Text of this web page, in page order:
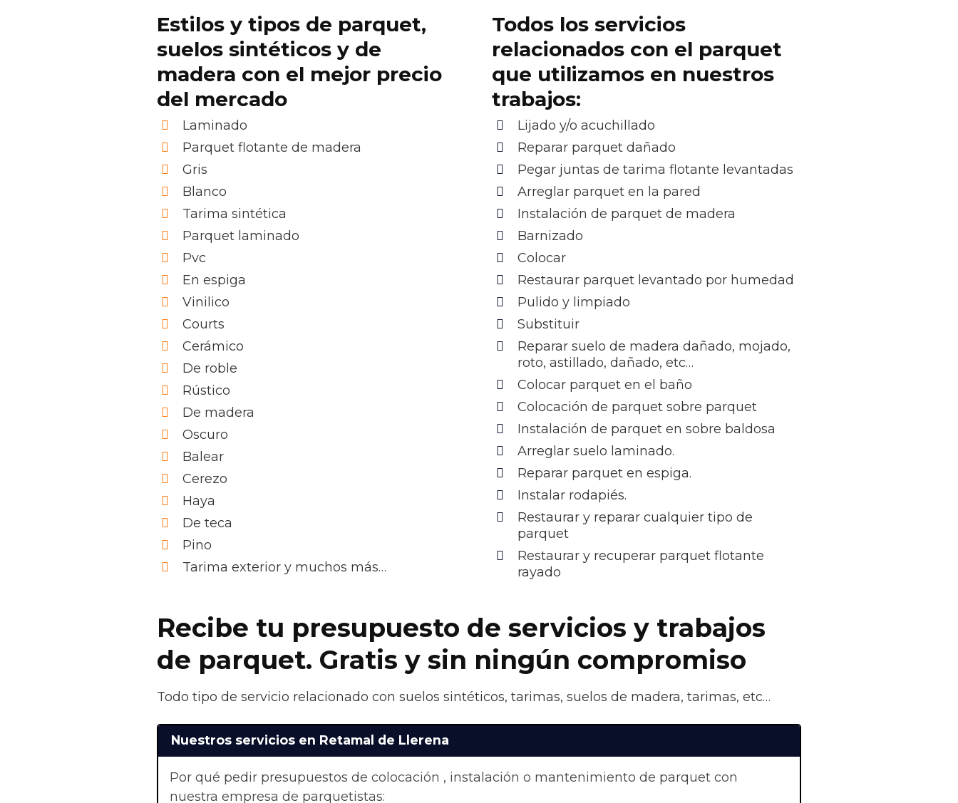
Estilos y tipos de parquet,
suelos sintéticos y de
madera con el mejor precio
del mercado
Laminado
Parquet flotante de madera
Gris
Blanco
Tarima sintética
Parquet laminado
Pvc
En espiga
Vinilico
Courts
Cerámico
De roble
Rústico
De madera
Oscuro
Balear
Cerezo
Haya
De teca
Pino
Tarima exterior y muchos más…
Todos los servicios
relacionados con el parquet
que utilizamos en nuestros
trabajos:
Lijado y/o acuchillado
Reparar parquet dañado
Pegar juntas de tarima flotante levantadas
Arreglar parquet en la pared
Instalación de parquet de madera
Barnizado
Colocar
Restaurar parquet levantado por humedad
Pulido y limpiado
Substituir
Reparar suelo de madera dañado, mojado,
roto, astillado, dañado, etc…
Colocar parquet en el baño
Colocación de parquet sobre parquet
Instalación de parquet en sobre baldosa
Arreglar suelo laminado.
Reparar parquet en espiga.
Instalar rodapiés.
Restaurar y reparar cualquier tipo de
parquet
Restaurar y recuperar parquet flotante
rayado
Recibe tu presupuesto de servicios y trabajos
de parquet. Gratis y sin ningún compromiso
Todo tipo de servicio relacionado con suelos sintéticos, tarimas, suelos de madera, tarimas, etc…
Nuestros servicios en Retamal de Llerena
Por qué pedir presupuestos de colocación , instalación o mantenimiento de parquet con
nuestra empresa de parquetistas: